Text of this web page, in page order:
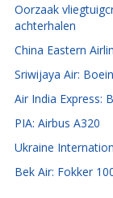
Oorzaak
achterhalen
China Eastern
Sriwijaya Air:
Air India Express:
PIA: Airbus A320
Ukraine
Bek Air: Fokker